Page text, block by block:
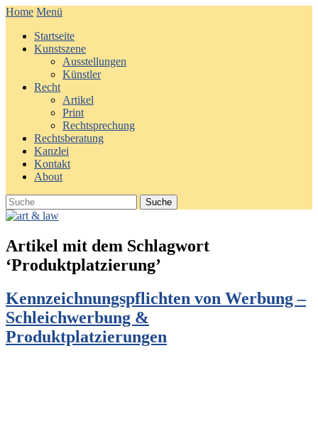
Home Menü
Startseite
Kunstszene
Ausstellungen
Künstler
Recht
Artikel
Print
Rechtsprechung
Rechtsberatung
Kanzlei
Kontakt
About
Artikel mit dem Schlagwort
‘Produktplatzierung’
Kennzeichnungspflichten von Werbung –
Schleichwerbung &
Produktplatzierungen